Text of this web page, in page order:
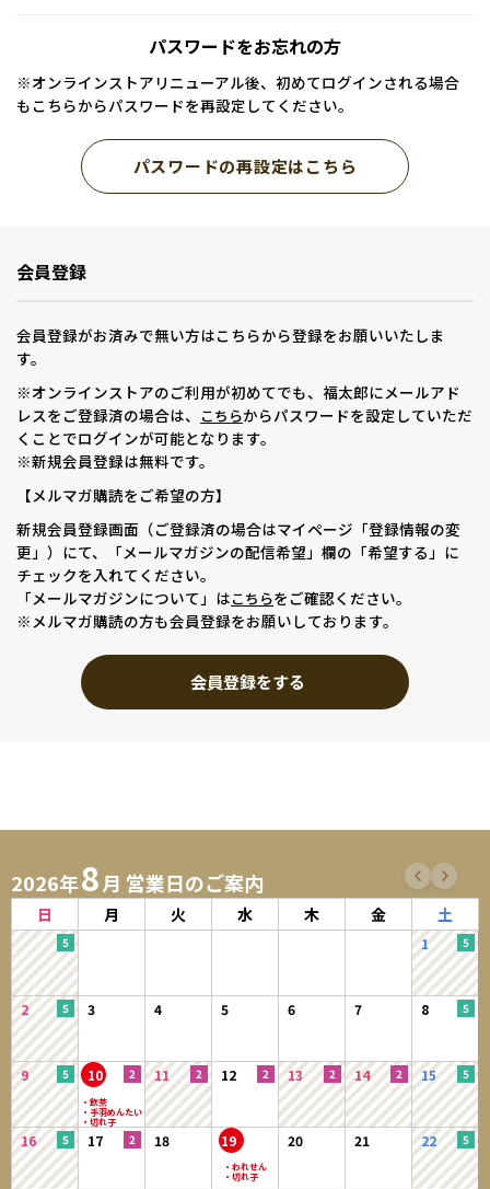
パスワードをお忘れの方
※オンラインストアリニューアル後、初めてログインされる場合
もこちらからパスワードを再設定してください。
パスワードの再設定はこちら
会員登録
会員登録がお済みで無い方はこちらから登録をお願いいたしま
す。
※オンラインストアのご利用が初めてでも、福太郎にメールアド
レスをご登録済の場合は、 こちらからパスワードを設定していただ
くことでログインが可能となります。
※新規会員登録は無料です。
【メルマガ購読をご希望の方】
新規会員登録画面（ご登録済の場合はマイページ「登録情報の変
更」）にて、「メールマガジンの配信希望」欄の「希望する」に
チェックを入れてください。
「メールマガジンについて」はこちらをご確認ください。
※メルマガ購読の方も会員登録をお願いしております。
会員登録をする
2026年8月 営業日のご案内
日 月 火 水 木 金 土
1
2 3 4 5 6 7 8
9 10 11 12 13 14 15
16 17 18 19 20 21 22